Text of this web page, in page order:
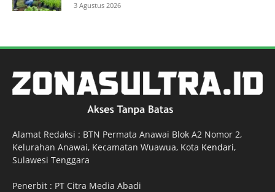
3 Agustus 2026
Alamat Redaksi : BTN Permata Anawai Blok A2 Nomor 2,
Kelurahan Anawai, Kecamatan Wuawua, Kota Kendari,
Sulawesi Tenggara
Penerbit : PT Citra Media Abadi